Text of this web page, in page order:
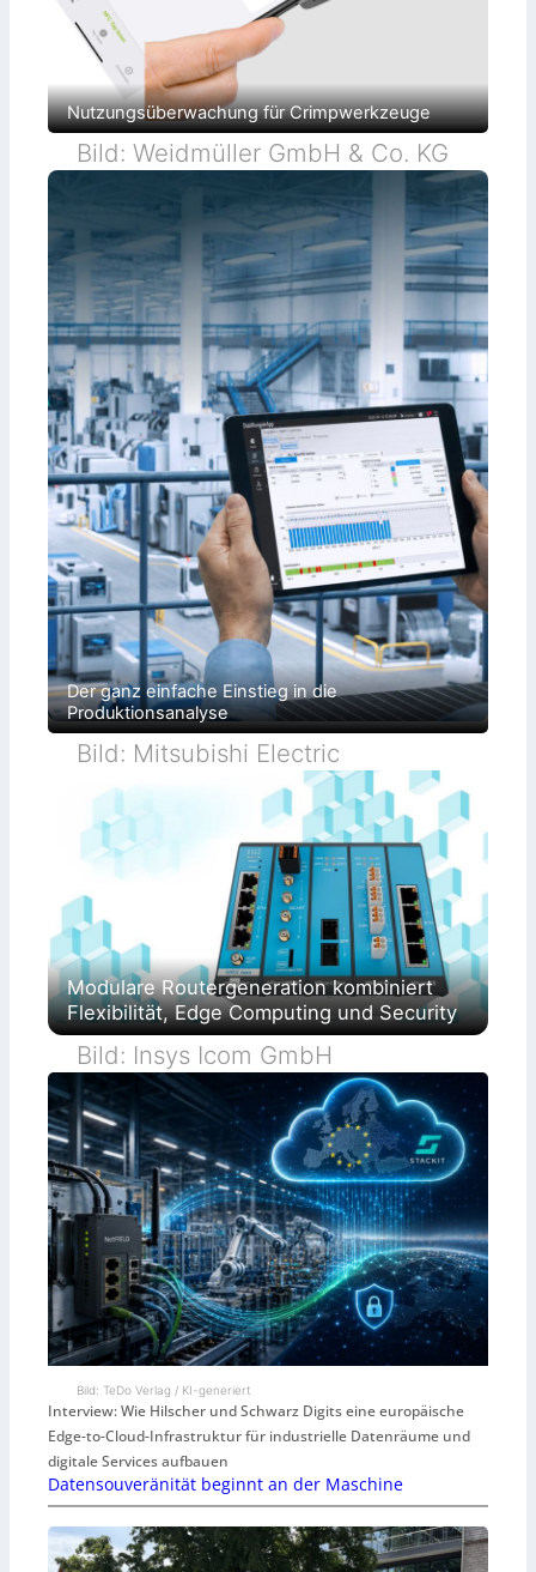
Nutzungsüberwachung für Crimpwerkzeuge
Bild: Weidmüller GmbH & Co. KG
Der ganz einfache Einstieg in die
Produktionsanalyse
Bild: Mitsubishi Electric
Modulare Routergeneration kombiniert
Flexibilität, Edge Computing und Security
Bild: Insys Icom GmbH
Bild: TeDo Verlag / KI-generiert
Interview: Wie Hilscher und Schwarz Digits eine europäische
Edge-to-Cloud-Infrastruktur für industrielle Datenräume und
digitale Services aufbauen
Datensouveränität beginnt an der Maschine